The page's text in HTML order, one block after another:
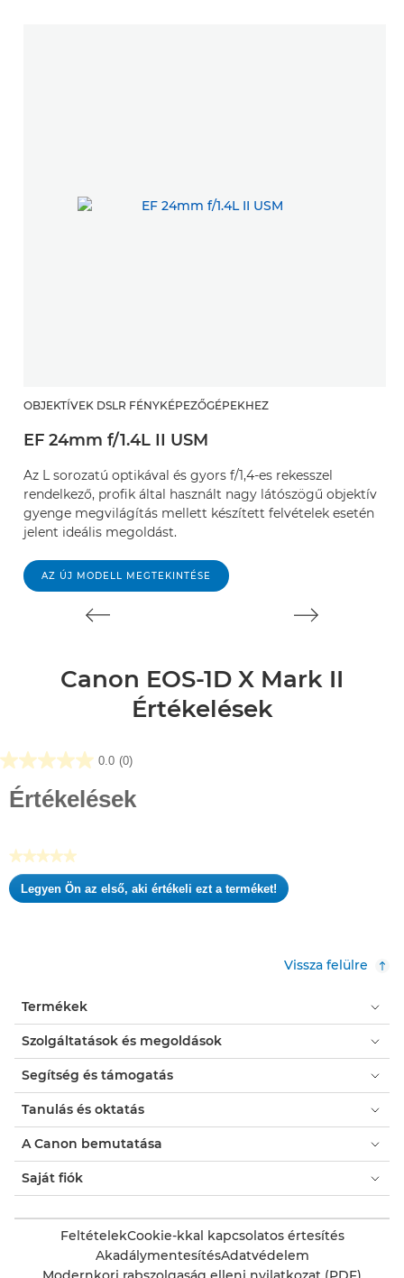
OBJEKTÍVEK DSLR FÉNYKÉPEZŐGÉPEKHEZ
EF 24mm f/1.4L II USM
Az L sorozatú optikával és gyors f/1,4-es rekesszel
rendelkező, profik által használt nagy látószögű objektív
gyenge megvilágítás mellett készített felvételek esetén
jelent ideális megoldást.
AZ ÚJ MODELL MEGTEKINTÉSE
Canon EOS-1D X Mark II
Értékelések
0.0 (0)
0.0
elérhető
Értékelések
★★★★★
Nincs
értékelési
Legyen Ön az első, aki értékeli ezt a terméket!
.
nyitni
egy
modális
párbeszédpanelt.
Vissza felülre
Termékek
Szolgáltatások és megoldások
Segítség és támogatás
Tanulás és oktatás
A Canon bemutatása
Saját fiók
FeltételekCookie-kkal kapcsolatos értesítés
AkadálymentesítésAdatvédelem